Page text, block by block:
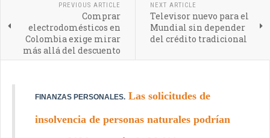
PREVIOUS ARTICLE
Comprar
electrodomésticos en
Colombia exige mirar
más allá del descuento
NEXT ARTICLE
Televisor nuevo para el
Mundial sin depender
del crédito tradicional
FINANZAS PERSONALES. Las solicitudes de
insolvencia de personas naturales podrían